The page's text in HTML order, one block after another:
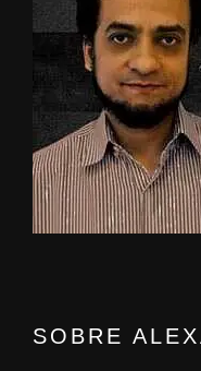
SOBRE